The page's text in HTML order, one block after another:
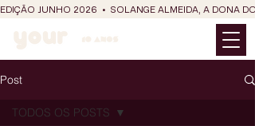
EDIÇÃO JUNHO 2026  •  SOLANGE ALMEIDA, A DONA
Post
TODOS OS POSTS